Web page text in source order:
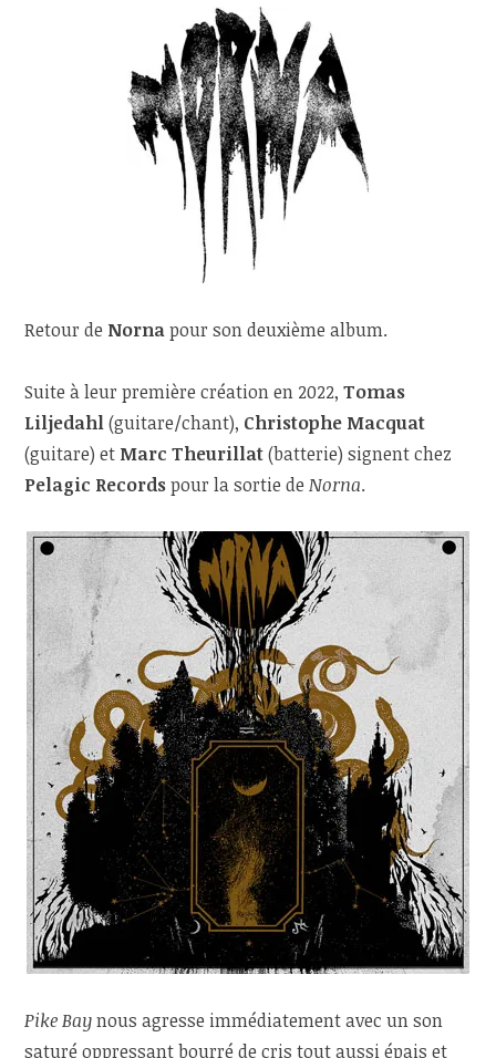
Retour de Nornapour son deuxième album.
Suite à leur première création en 2022,Tomas
Liljedahl(guitare/chant), Christophe Macquat
(guitare) et Marc Theurillat(batterie) signent chez
Pelagic Recordspour la sortie deNorna.
Pike Baynous agresse immédiatement avec un son
saturé oppressant bourré de cris tout aussi épais et